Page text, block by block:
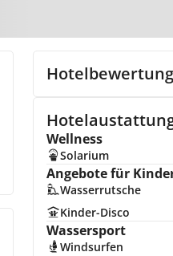
Wellness
Solarium
Angebote für
Wasserrutsche
Kinder-Disco
Wassersport
Windsurfen